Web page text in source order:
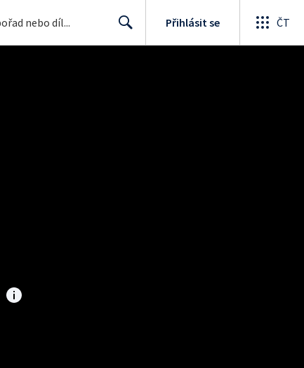
Přihlásit se ČT